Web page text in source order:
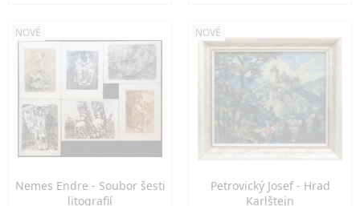
NOVÉ
Nemes Endre - Soubor šesti
litografií
NOVÉ
Petrovický Josef - Hrad
Karlštejn